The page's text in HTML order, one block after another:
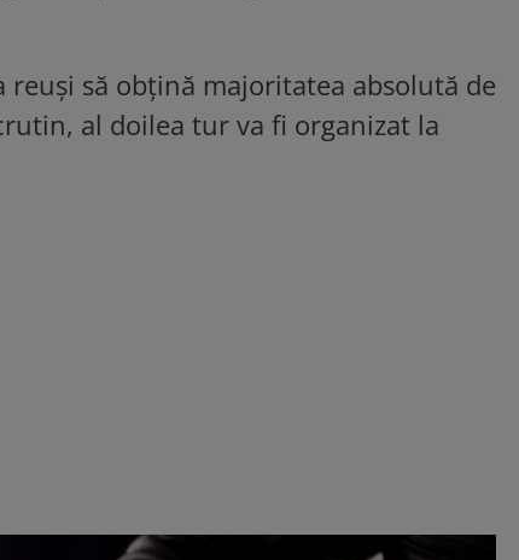
să obțină majoritatea absolută de
al doilea tur va fi organizat la